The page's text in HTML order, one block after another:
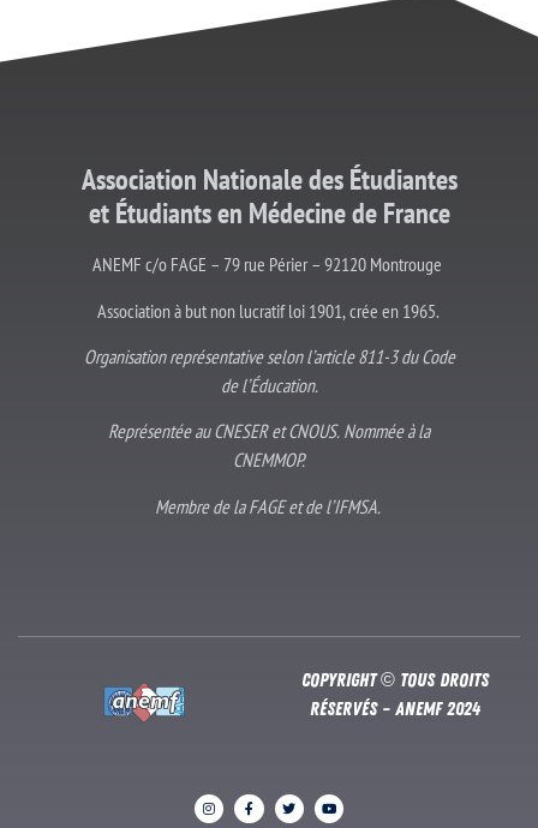
Association Nationale des Étudiantes
etÉtudiantsen Médecine de France
ANEMF c/o FAGE – 79 rue Périer – 92120 Montrouge
Association à but non lucratif loi 1901, crée en 1965.
Organisation représentative selon l’article 811-3 du Code
de l’Éducation.
Représentée au CNESER et CNOUS. Nommée à la
CNEMMOP.
Membre de la FAGE et de l’IFMSA.
Copyright © Tous droits
réservés – Anemf 2024